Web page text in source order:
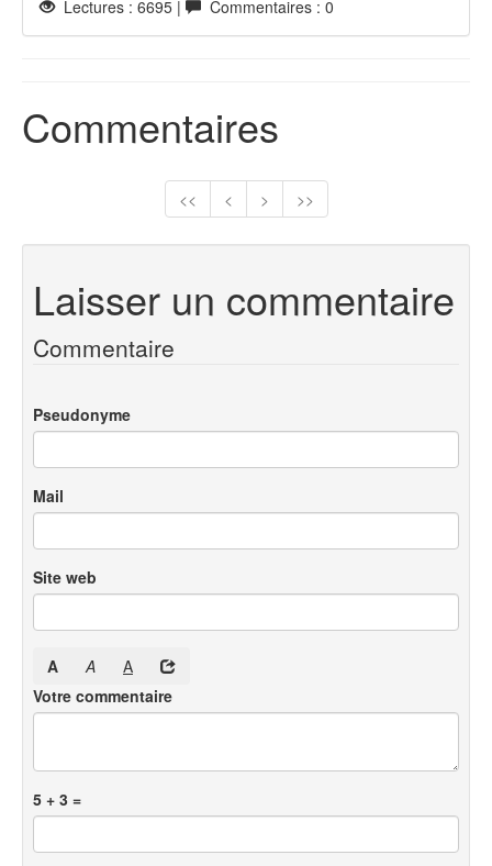
Lectures : 6695 | Commentaires : 0
Commentaires
<< < > >>
Laisser un commentaire
Commentaire
Pseudonyme
Mail
Site web
A A
A
Votre commentaire
5 + 3 =